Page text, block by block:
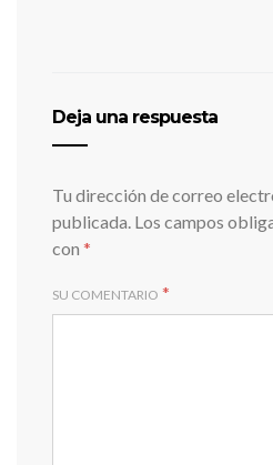
Deja una respuesta
Tu dirección de correo
publicada. Los campos
con *
SU COMENTARIO *